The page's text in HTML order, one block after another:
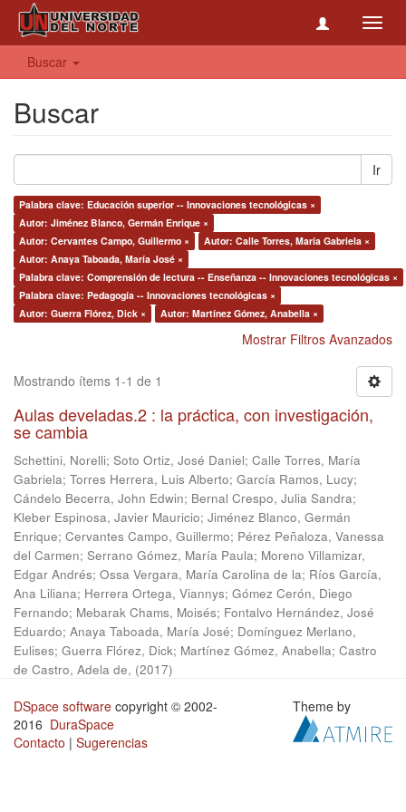
Buscar
Buscar
Ir
Palabra clave: Educación superior -- Innovaciones tecnológicas ×
Autor: Jiménez Blanco, Germán Enrique ×
Autor: Cervantes Campo, Guillermo ×
Autor: Calle Torres, María Gabriela ×
Autor: Anaya Taboada, María José ×
Palabra clave: Comprensión de lectura -- Enseñanza -- Innovaciones tecnológicas ×
Palabra clave: Pedagogía -- Innovaciones tecnológicas ×
Autor: Guerra Flórez, Dick ×
Autor: Martínez Gómez, Anabella ×
Mostrar Filtros Avanzados
Mostrando ítems 1-1 de 1
Aulas develadas.2 : la práctica, con investigación,
se cambia
Schettini, Norelli; Soto Ortiz, José Daniel; Calle Torres, María
Gabriela; Torres Herrera, Luis Alberto; García Ramos, Lucy;
Cándelo Becerra, John Edwin; Bernal Crespo, Julia Sandra;
Kleber Espinosa, Javier Mauricio; Jiménez Blanco, Germán
Enrique; Cervantes Campo, Guillermo; Pérez Peñaloza, Vanessa
del Carmen; Serrano Gómez, María Paula; Moreno Villamizar,
Edgar Andrés; Ossa Vergara, María Carolina de la; Ríos García,
Ana Liliana; Herrera Ortega, Viannys; Gómez Cerón, Diego
Fernando; Mebarak Chams, Moisés; Fontalvo Hernández, José
Eduardo; Anaya Taboada, María José; Domínguez Merlano,
Eulises; Guerra Flórez, Dick; Martínez Gómez, Anabella; Castro
de Castro, Adela de, (2017)
DSpace software copyright © 2002-
2016 DuraSpace
Contacto | Sugerencias
Theme by